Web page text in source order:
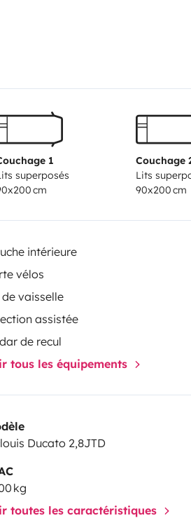
1
superposés
cm
Couchage
Lits
90x200 cm
intérieure
vélos
vaisselle
assistée
de recul
tous les équipements
Ducato 2,8JTD
kg
toutes les caractéristiques